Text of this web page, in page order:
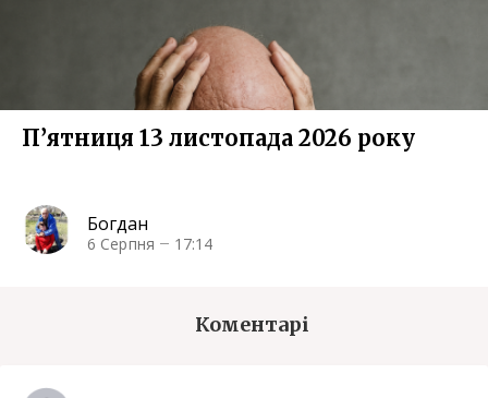
П’ятниця 13 листопада 2026 року
Богдан
6 Серпня 17:14
Коментарі